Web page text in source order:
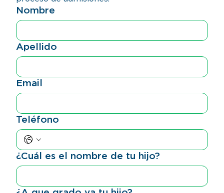
Nombre
Apellido
Email
Teléfono
¿Cuál es el nombre de tu hijo?